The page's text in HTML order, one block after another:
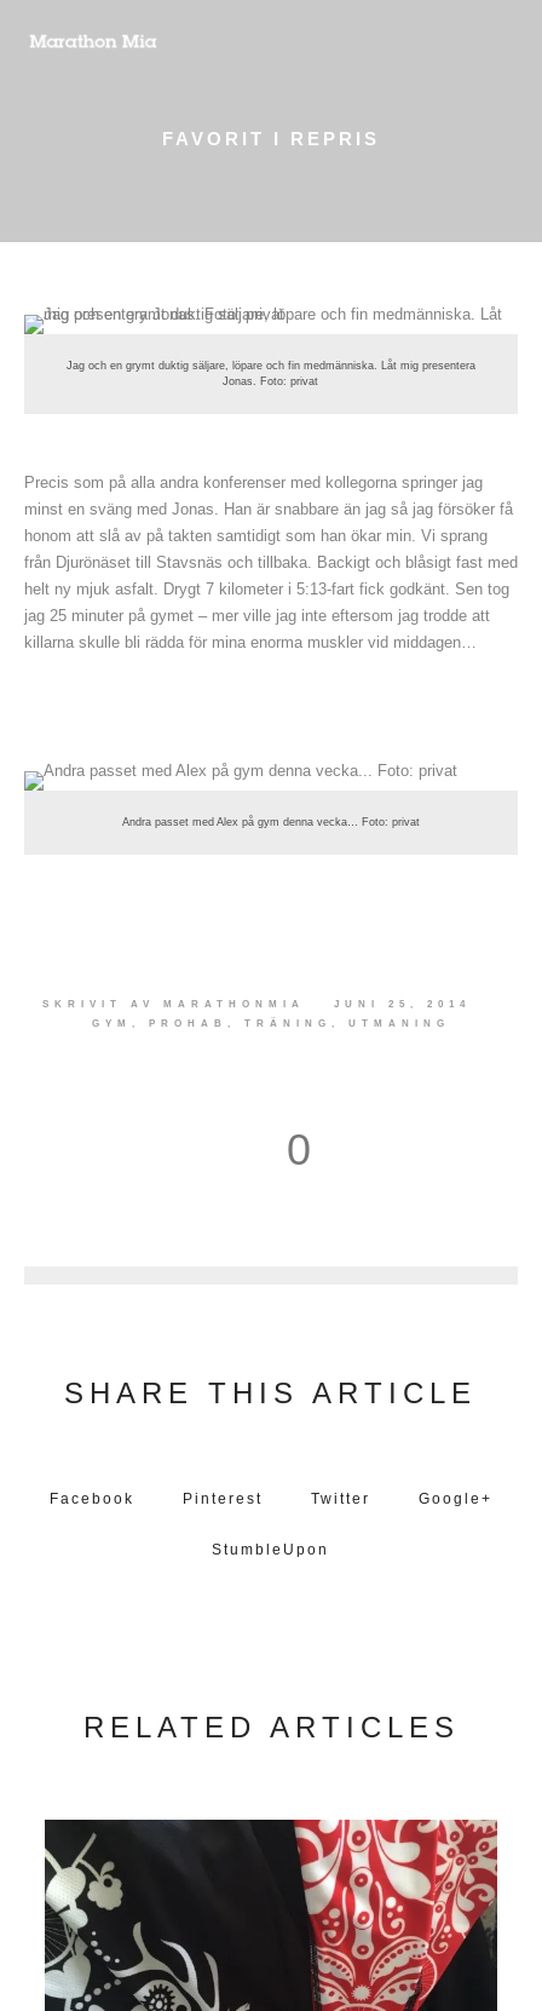
FAVORIT I REPRIS
Jag och en grymt duktig säljare, löpare och fin medmänniska. Låt mig presentera
Jonas. Foto: privat
Precis som på alla andra konferenser med kollegorna springer jag
minst en sväng med Jonas. Han är snabbare än jag så jag försöker få
honom att slå av på takten samtidigt som han ökar min. Vi sprang
från Djurönäset till Stavsnäs och tillbaka. Backigt och blåsigt fast med
helt ny mjuk asfalt. Drygt 7 kilometer i 5:13-fart fick godkänt. Sen tog
jag 25 minuter på gymet – mer ville jag inte eftersom jag trodde att
killarna skulle bli rädda för mina enorma muskler vid middagen…
Andra passet med Alex på gym denna vecka… Foto: privat
SKRIVIT AV MARATHONMIA
JUNI 25, 2014
GYM , PROHAB , TRÄNING , UTMANING
0
SHARE THIS ARTICLE
Facebook Pinterest Twitter Google+
StumbleUpon
RELATED ARTICLES